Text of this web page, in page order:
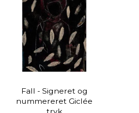
Fall - Signeret og
nummereret Giclée